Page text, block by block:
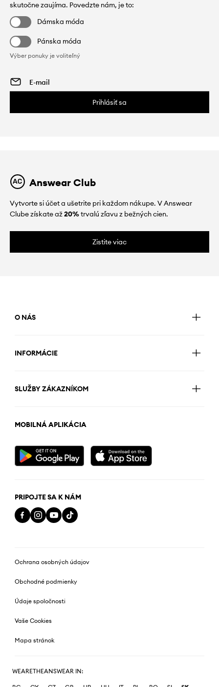
skutočne zaujíma. Povedzte nám, je to:
Dámska móda
Pánska móda
Výber ponuky je voliteľný
Prihlásiť sa
Answear Club
Vytvorte si účet a ušetrite pri každom nákupe. V Answear
Clube získate až20%trvalú zľavu z bežných cien.
Zistite viac
O NÁS
INFORMÁCIE
SLUŽBY ZÁKAZNÍKOM
MOBILNÁ APLIKÁCIA
PRIPOJTE SA K NÁM
Ochrana osobných údajov
Obchodné podmienky
Údaje spoločnosti
Vaše Cookies
Mapa stránok
WEARETHEANSWEAR IN: